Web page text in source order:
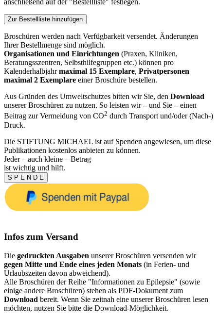
anschließend auf der "Bestellliste" festlegen.
Zur Bestellliste hinzufügen
Broschüren werden nach Verfügbarkeit versendet. Änderungen
Ihrer Bestellmenge sind möglich.
Organisationen und Einrichtungen (Praxen, Kliniken,
Beratungsszentren, Selbsthilfegruppen etc.) können pro
Kalenderhalbjahrmaximal 15 Exemplare, Privatpersonen
maximal 2 Exemplare einer Broschüre bestellen.
Aus Gründen des Umweltschutzes bitten wir Sie, den Download
unserer Broschüren zu nutzen. So leisten wir – und Sie – einen
Beitrag zur Vermeidung von CO2 durch Transport und/oder (Nach-)
Druck.
Die STIFTUNG MICHAEL ist auf Spenden angewiesen, um diese
Publikationen kostenlos anbieten zu können.
Jeder – auch kleine – Betrag
ist wichtig und hilft.
S P E N D E
Infos zum Versand
Die gedruckten Ausgaben unserer Broschüren versenden wir
gegen Mitte und Ende eines jeden Monats (in Ferien- und
Urlaubszeiten davon abweichend).
Alle Broschüren der Reihe "Informationen zu Epilepsie" (sowie
einige andere Broschüren) stehen als PDF-Dokument zum
Download bereit. Wenn Sie zeitnah eine unserer Broschüren lesen
möchten, nutzen Sie bitte die Download-Möglichkeit.